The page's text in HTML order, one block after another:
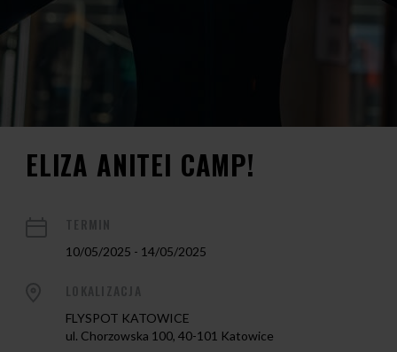
ELIZA ANITEI CAMP!
10/05/2025 - 14/05/2025
FLYSPOT KATOWICE
ul. Chorzowska 100, 40-101 Katowice